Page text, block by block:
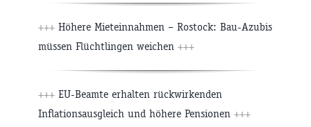
+++ Höhere Mieteinnahmen – Rostock: Bau-Azubis
müssen Flüchtlingen weichen +++
+++ EU-Beamte erhalten rückwirkenden
Inflationsausgleich und höhere Pensionen +++